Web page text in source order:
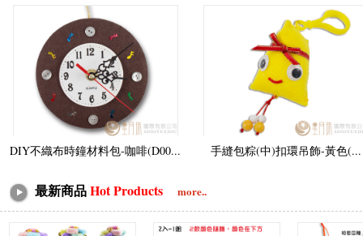
DIY不織布時鐘材料包-咖啡(D00... 手縫包粽(中)扣環吊飾-黃色(...
最新商品Hot Products more..